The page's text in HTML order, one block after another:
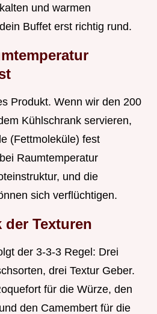
und warmen
Buffet erst richtig rund.
Produkt. Wenn wir den 200
Kühlschrank servieren,
(Fettmoleküle) fest
Raumtemperatur
und die
sich verflüchtigen.
der Texturen
der 3-3-3 Regel: Drei
drei Textur Geber.
für die Würze, den
den Camembert für die